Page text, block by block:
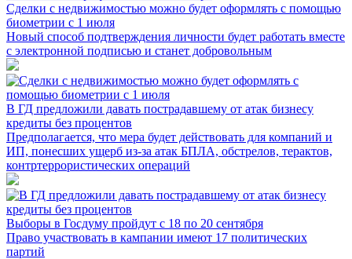
Сделки с недвижимостью можно будет оформлять с помощью
биометрии с 1 июля
Новый способ подтверждения личности будет работать вместе
с электронной подписью и станет добровольным
В ГД предложили давать пострадавшему от атак бизнесу
кредиты без процентов
Предполагается, что мера будет действовать для компаний и
ИП, понесших ущерб из-за атак БПЛА, обстрелов, терактов,
контртеррористических операций
Выборы в Госдуму пройдут с 18 по 20 сентября
Право участвовать в кампании имеют 17 политических
партий